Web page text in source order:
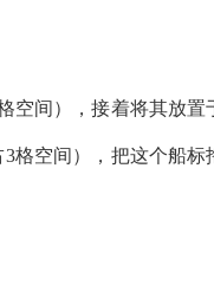
空间），接着将其放
格空间），把这个船